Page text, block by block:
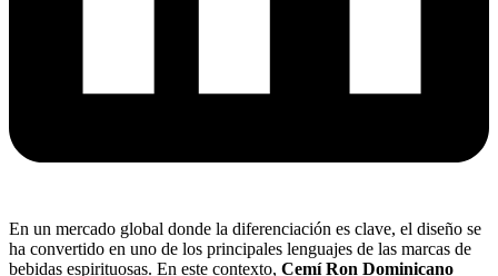
En un mercado global donde la diferenciación es clave, el diseño se
ha convertido en uno de los principales lenguajes de las marcas de
bebidas espirituosas. En este contexto, Cemí Ron Dominicano